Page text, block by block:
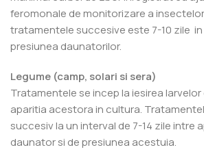
feromonale de monitorizare a
tratamentele succesive este 7-10 zile
presiunea daunatorilor.
Legume (camp, solari si sera)
Tratamentele se incep la iesirea larvelor
aparitia acestora in cultura.
succesiv la un interval de 7-14 zile intre
daunator si de presiunea acestuia.